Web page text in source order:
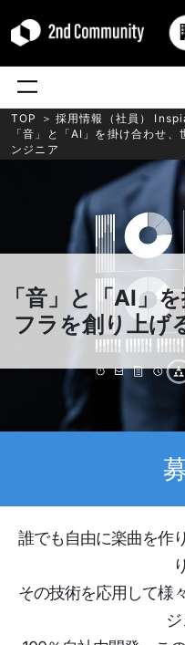
TOP ＞ 採用情報（社員）
「音」と「AI」を掛け合わせ
ンジニア
「音」と「AI」
フラを創り上げ
誰でも自由に楽曲を作
その技術を応用して様
ジ